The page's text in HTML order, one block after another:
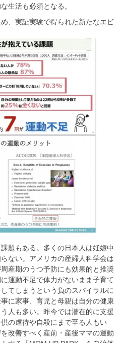
生活も必須となる。
、実証実験で得られた新たなエビ
題もある。多くの日本人は妊娠中
ない。アメリカの産婦人科学会は
産期のうつ予防にも効果的と推奨
運動不足で体力がないまま子育て
てしまうという負のスパイラルに
に家事、育児と母親は自分の健康
人も多い。昨今では潜在的に支援
の虐待や自殺にまで至る人もい
改善すべく産前・産後ママの運動